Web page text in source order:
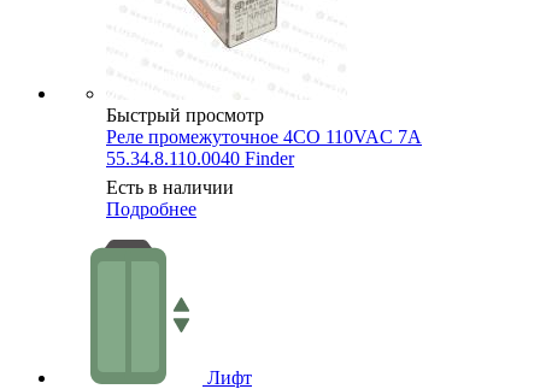
Быстрый просмотр
Реле промежуточное 4CO 110VAC 7A
55.34.8.110.0040 Finder
Есть в наличии
Подробнее
Лифт